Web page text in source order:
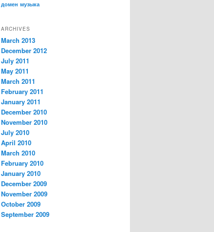
домен музыка
ARCHIVES
March 2013
December 2012
July 2011
May 2011
March 2011
February 2011
January 2011
December 2010
November 2010
July 2010
April 2010
March 2010
February 2010
January 2010
December 2009
November 2009
October 2009
September 2009